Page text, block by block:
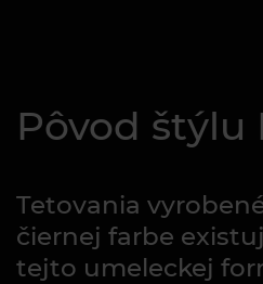
Pôvod
Tetovania
čiernej farbe
tejto umeleckej